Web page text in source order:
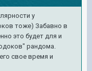
у
тоже) Забавно в
это будет для и
рандома.
свое время и